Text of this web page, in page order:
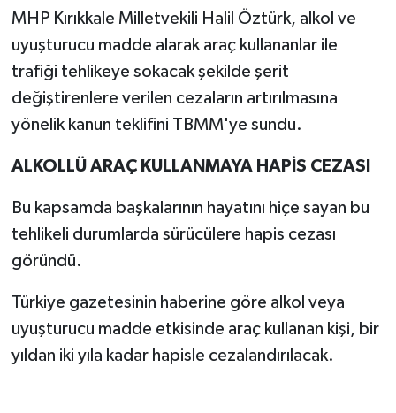
MHP Kırıkkale Milletvekili Halil Öztürk, alkol ve
uyuşturucu madde alarak araç kullananlar ile
trafiği tehlikeye sokacak şekilde şerit
değiştirenlere verilen cezaların artırılmasına
yönelik kanun teklifini TBMM'ye sundu.
ALKOLLÜ ARAÇ KULLANMAYA HAPİS CEZASI
Bu kapsamda başkalarının hayatını hiçe sayan bu
tehlikeli durumlarda sürücülere hapis cezası
göründü.
Türkiye gazetesinin haberine göre alkol veya
uyuşturucu madde etkisinde araç kullanan kişi, bir
yıldan iki yıla kadar hapisle cezalandırılacak.